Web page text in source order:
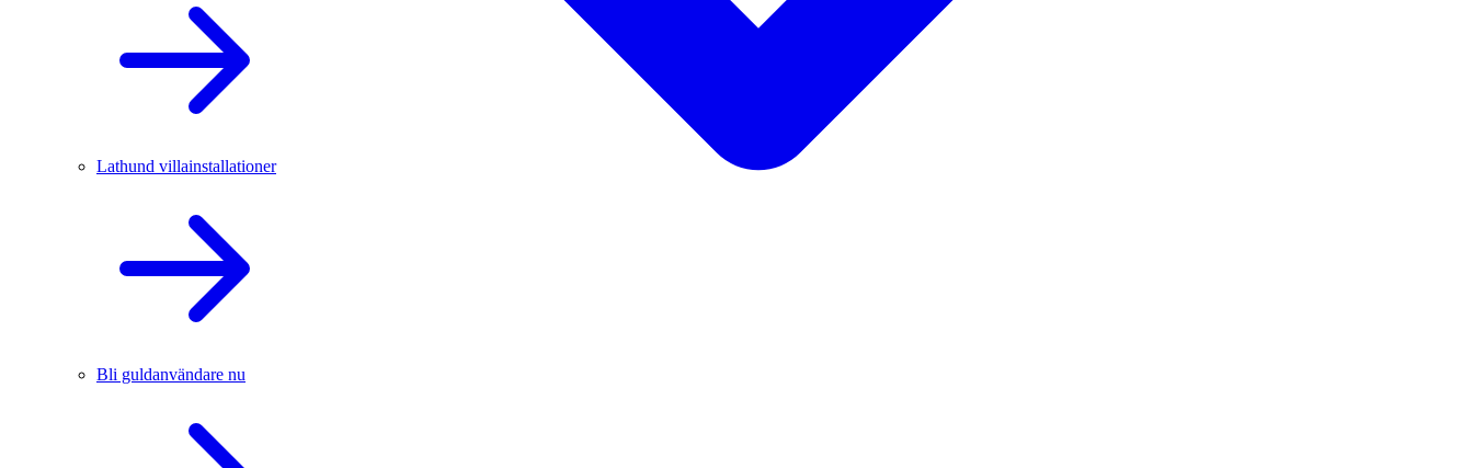
Lathund villainstallationer
Bli guldanvändare nu